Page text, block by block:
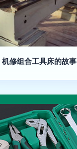
修组合工具床的故事